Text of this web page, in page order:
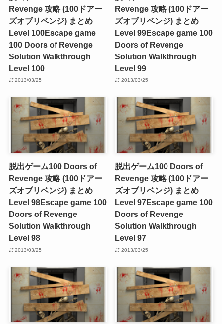
Revenge 攻略 (100ドアー
ズオブリベンジ) まとめ
Level 100Escape game
100 Doors of Revenge
Solution Walkthrough
Level 100
2013/03/25
Revenge 攻略 (100ドアー
ズオブリベンジ) まとめ
Level 99Escape game 100
Doors of Revenge
Solution Walkthrough
Level 99
2013/03/25
脱出ゲーム100 Doors of
Revenge 攻略 (100ドアー
ズオブリベンジ) まとめ
Level 98Escape game 100
Doors of Revenge
Solution Walkthrough
Level 98
2013/03/25
脱出ゲーム100 Doors of
Revenge 攻略 (100ドアー
ズオブリベンジ) まとめ
Level 97Escape game 100
Doors of Revenge
Solution Walkthrough
Level 97
2013/03/25